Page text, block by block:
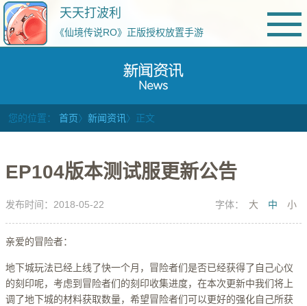
天天打波利
《仙境传说RO》正版授权放置手游
您的位置： 首页〉 新闻资讯 〉正文
EP104版本测试服更新公告
发布时间：2018-05-22 字体： 大 中 小
亲爱的冒险者：
地下城玩法已经上线了快一个月，冒险者们是否已经获得了自己心仪
的刻印呢，考虑到冒险者们的刻印收集进度，在本次更新中我们将上
调了地下城的材料获取数量，希望冒险者们可以更好的强化自己所获